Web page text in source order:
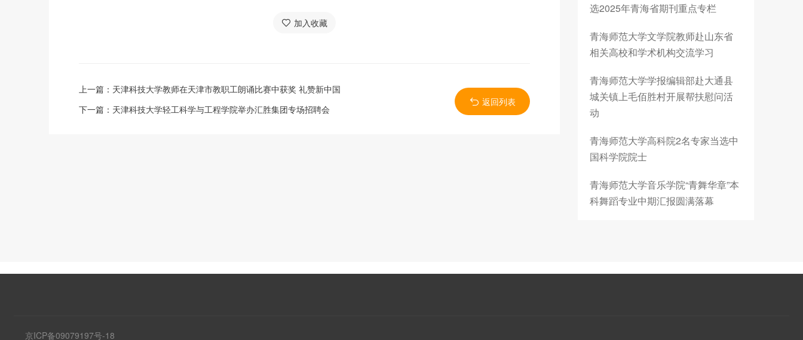
加入收藏
上一篇： 天津科技大学教师在天津市教职工朗诵比赛中获奖 礼赞新中国
下一篇： 天津科技大学轻工科学与工程学院举办汇胜集团专场招聘会
返回列表
选2025年青海省期刊重点专栏
青海师范大学文学院教师赴山东省
相关高校和学术机构交流学习
青海师范大学学报编辑部赴大通县
城关镇上毛佰胜村开展帮扶慰问活
动
青海师范大学高科院2名专家当选中
国科学院院士
青海师范大学音乐学院“青舞华章”本
科舞蹈专业中期汇报圆满落幕
京ICP备09079197号-18